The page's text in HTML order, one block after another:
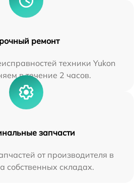
ремонт
техники Yukon
в течение 2 часов.
запчасти
от производителя в
собственных складах.